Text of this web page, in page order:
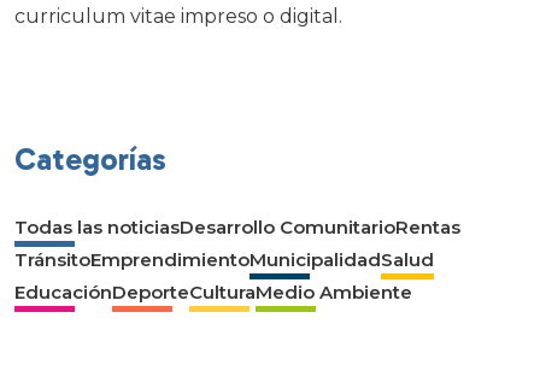
curriculum vitae impreso o digital.
Categorías
Todas las noticiasDesarrollo ComunitarioRentas
TránsitoEmprendimientoMunicipalidadSalud
EducaciónDeporteCulturaMedio Ambiente